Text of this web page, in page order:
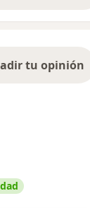
tu opinión